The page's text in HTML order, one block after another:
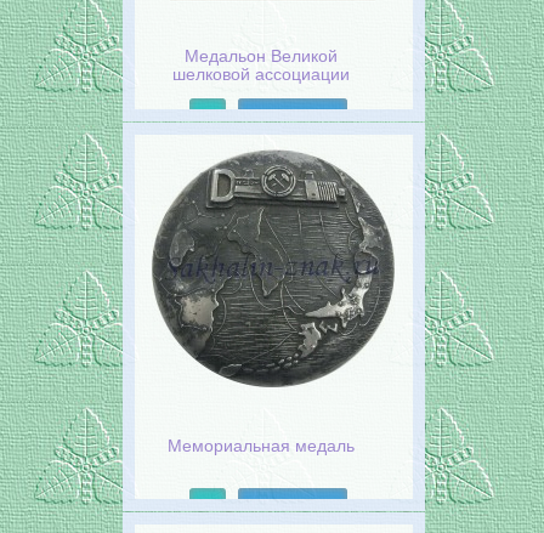
Медальон Великой
шелковой ассоциации
Мемориальная медаль